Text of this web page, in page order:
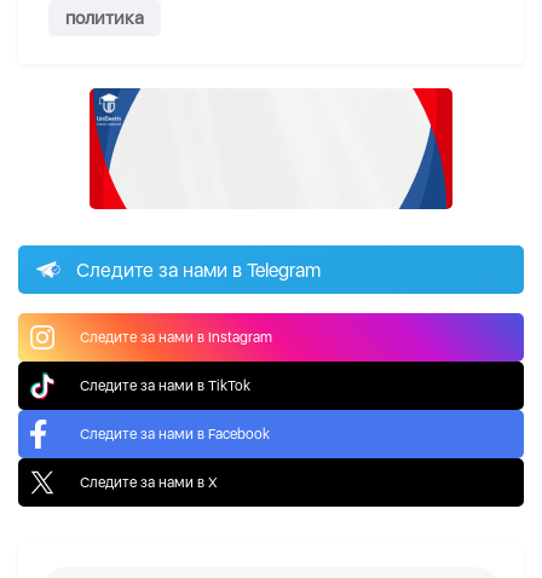
политика
Следите за нами в Telegram
Следите за нами в Instagram
Следите за нами в TikTok
Следите за нами в Facebook
Следите за нами в X